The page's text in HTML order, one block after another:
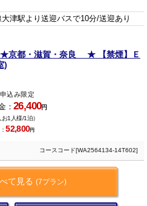
大津駅より送迎バスで10分/送迎あり
★京都・滋賀・奈良 ★ 【禁煙】Ｅ
)
込み限定
：26,400円
お1人様/1泊）
52,800円
コースコード[WA2564134-14T602]
て見る (7プラン)